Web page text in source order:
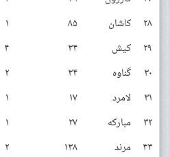
۲۸
کاشان ۸۵ ۱
۲۹
کیش ۳۴ ۴
۳۰
گناوه ۳۴ ۲
۳۱
لامرد ۱۷ ۱
۳۲
مبارکه ۲۷ ۱
۳۳
مرند ۱۳۸ ۲